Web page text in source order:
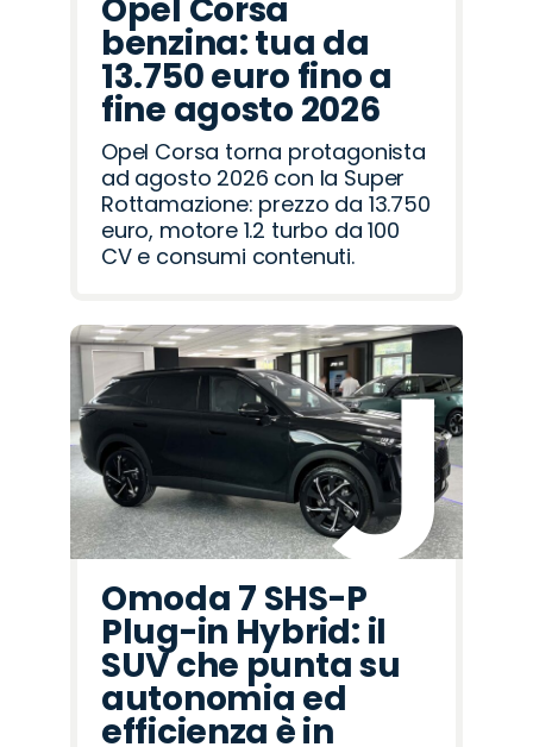
Opel Corsa
benzina: tua da
13.750 euro fino a
fine agosto 2026
Opel Corsa torna protagonista
ad agosto 2026 con la Super
Rottamazione: prezzo da 13.750
euro, motore 1.2 turbo da 100
CV e consumi contenuti.
Omoda 7 SHS-P
Plug-in Hybrid: il
SUV che punta su
autonomia ed
efficienza è in